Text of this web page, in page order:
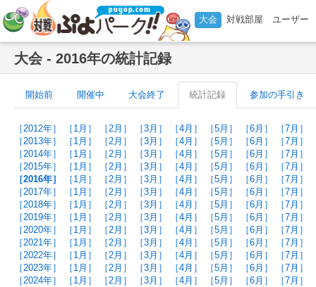
大会 対戦部屋 ユーザー
大会 - 2016年の統計記録
開始前 開催中 大会終了 統計記録 参加の手引き
［2012年］ ［1月］ ［2月］ ［3月］ ［4月］ ［5月］ ［6月］ ［7月］
［2013年］
［1月］ ［2月］ ［3月］ ［4月］ ［5月］ ［6月］ ［7月］
［2014年］
［1月］ ［2月］ ［3月］ ［4月］ ［5月］ ［6月］ ［7月］
［2015年］
［1月］ ［2月］ ［3月］ ［4月］ ［5月］ ［6月］ ［7月］
［2016年］
［1月］ ［2月］ ［3月］ ［4月］ ［5月］ ［6月］ ［7月］
［2017年］
［1月］ ［2月］ ［3月］ ［4月］ ［5月］ ［6月］ ［7月］
［2018年］
［1月］ ［2月］ ［3月］ ［4月］ ［5月］ ［6月］ ［7月］
［2019年］
［1月］ ［2月］ ［3月］ ［4月］ ［5月］ ［6月］ ［7月］
［2020年］
［1月］ ［2月］ ［3月］ ［4月］ ［5月］ ［6月］ ［7月］
［2021年］
［1月］ ［2月］ ［3月］ ［4月］ ［5月］ ［6月］ ［7月］
［2022年］
［1月］ ［2月］ ［3月］ ［4月］ ［5月］ ［6月］ ［7月］
［2023年］
［1月］ ［2月］ ［3月］ ［4月］ ［5月］ ［6月］ ［7月］
［2024年］
［1月］ ［2月］ ［3月］ ［4月］ ［5月］ ［6月］ ［7月］